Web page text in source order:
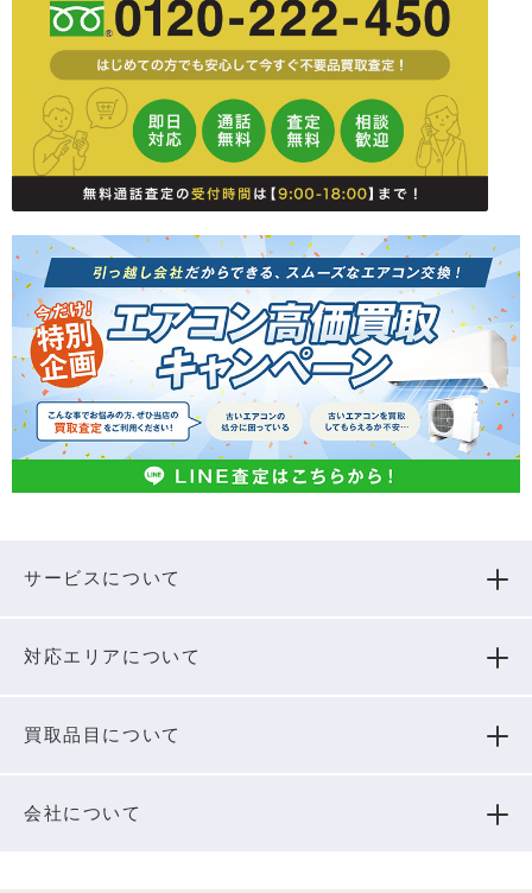
サービスについて
対応エリアについて
買取品⽬について
会社について